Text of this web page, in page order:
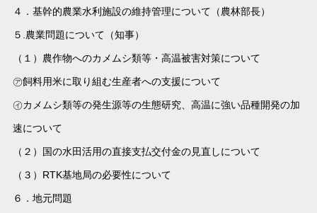
４．基幹的農業水利施設の維持管理について（農林部長）
５.農業問題について（知事）
（１）農作物へのカメムシ類等・高温被害対策について
㋐飼料用米に取り組む生産者への支援について
㋑カメムシ類等の発生源等の生態研究、高温に強い品種開発の加
速について
（２）国の水田活用の直接支払交付金の見直しについて
（３）RTK基地局の必要性について
６．地元問題